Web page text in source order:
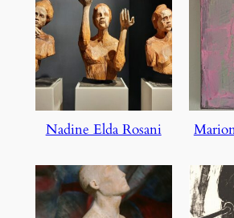
Nadine Elda Rosani